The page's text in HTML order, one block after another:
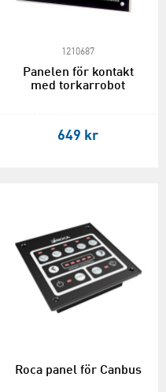
1210687
Panelen för kontakt
med torkarrobot
649 kr
Roca panel för Canbus